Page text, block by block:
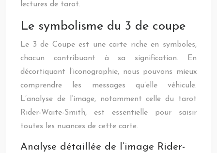
lectures de tarot.
Le symbolisme du 3 de coupe
Le 3 de Coupe est une carte riche en symboles,
chacun contribuant à sa signification. En
décortiquant l’iconographie, nous pouvons mieux
comprendre les messages qu’elle véhicule.
L’analyse de l’image, notamment celle du tarot
Rider-Waite-Smith, est essentielle pour saisir
toutes les nuances de cette carte.
Analyse détaillée de l’image Rider-